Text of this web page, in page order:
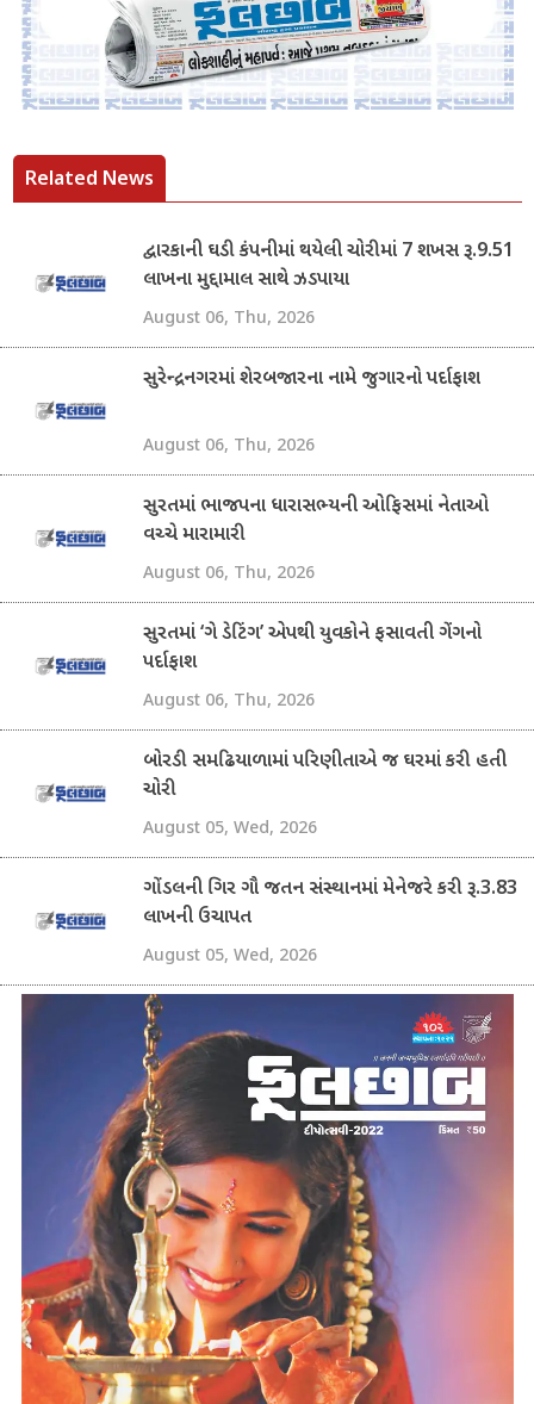
Related News
દ્વારકાની ઘડી કંપનીમાં થયેલી ચોરીમાં 7 શખસ રૂ.9.51
લાખના મુદ્દામાલ સાથે ઝડપાયા
August 06, Thu, 2026
સુરેન્દ્રનગરમાં શેરબજારના નામે જુગારનો પર્દાફાશ
August 06, Thu, 2026
સુરતમાં ભાજપના ધારાસભ્યની ઓફિસમાં નેતાઓ
વચ્ચે મારામારી
August 06, Thu, 2026
સુરતમાં ‘ગે ડેટિંગ’ એપથી યુવકોને ફસાવતી ગેંગનો
પર્દાફાશ
August 06, Thu, 2026
બોરડી સમઢિયાળામાં પરિણીતાએ જ ઘરમાં કરી હતી
ચોરી
August 05, Wed, 2026
ગોંડલની ગિર ગૌ જતન સંસ્થાનમાં મેનેજરે કરી રૂ.3.83
લાખની ઉચાપત
August 05, Wed, 2026